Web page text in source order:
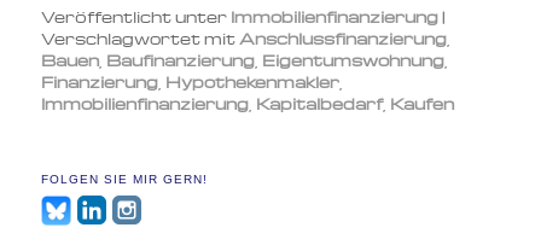
Veröffentlicht unterImmobilienfinanzierung|
Verschlagwortet mitAnschlussfinanzierung
Bauen Baufinanzierung Eigentumswohnung
Finanzierung Hypothekenmakler
Immobilienfinanzierung Kapitalbedarf, Kaufen
FOLGEN SIE MIR GERN!